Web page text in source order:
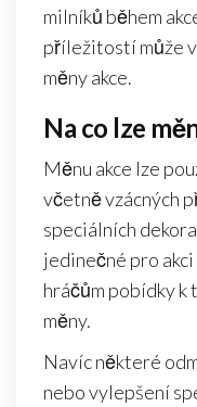
milníků během
příležitostí může
měny akce.
Na co lze
Měnu akce lze
včetně vzácných
speciálních
jedinečné pro
hráčům pobídky k
měny.
Navíc některé
nebo vylepšení